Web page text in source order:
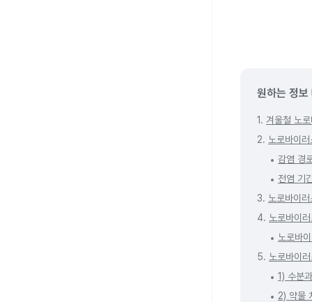
원하는 정보
1. 겨울철 노
2. 노로바이
감염 경
전염 기
3. 노로바이
4. 노로바이
노로바
5. 노로바이
1) 수분
2) 약물